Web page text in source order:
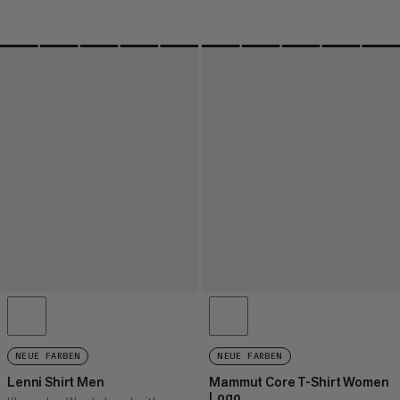
NEUE FARBEN
Lenni Shirt Men
NEUE FARBEN
Mammut Core T-Shirt Women